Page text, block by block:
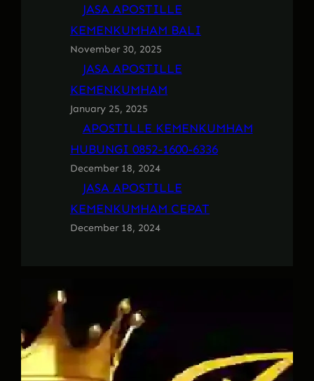
JASA APOSTILLE
KEMENKUMHAM BALI
November 30, 2025
JASA APOSTILLE
KEMENKUMHAM
January 25, 2025
APOSTILLE KEMENKUMHAM
HUBUNGI 0852-1600-6336
December 18, 2024
JASA APOSTILLE
KEMENKUMHAM CEPAT
December 18, 2024